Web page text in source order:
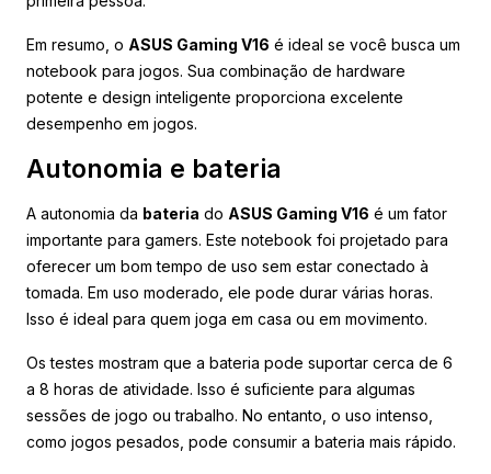
Em resumo, o ASUS Gaming V16 é ideal se você busca um
notebook para jogos. Sua combinação de hardware
potente e design inteligente proporciona excelente
desempenho em jogos.
Autonomia e bateria
A autonomia da bateria do ASUS Gaming V16 é um fator
importante para gamers. Este notebook foi projetado para
oferecer um bom tempo de uso sem estar conectado à
tomada. Em uso moderado, ele pode durar várias horas.
Isso é ideal para quem joga em casa ou em movimento.
Os testes mostram que a bateria pode suportar cerca de 6
a 8 horas de atividade. Isso é suficiente para algumas
sessões de jogo ou trabalho. No entanto, o uso intenso,
como jogos pesados, pode consumir a bateria mais rápido.